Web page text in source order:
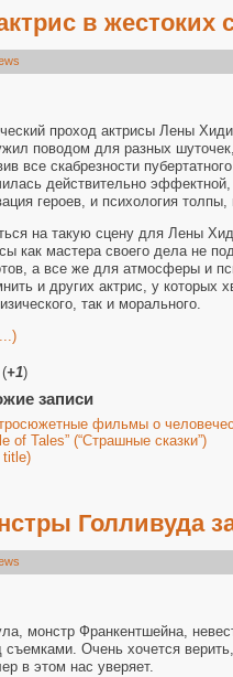
в жестоких
проход актрисы Лены
поводом для разных
все скабрезности
действительно
героев, и психология
на такую сцену для Лены
как мастера своего дела не
а все же для атмосферы и
и других актрис, у которых
так и морального.
(+1)
записи
фильмы о
of Tales” (“Страшные сказки”)
title)
Голливуда
монстр Франкентшейна,
съемками. Очень хочется
в этом нас уверяет.